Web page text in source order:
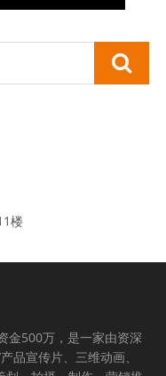
楼
金500万，是一家由资深
品宣传片、三维动画、